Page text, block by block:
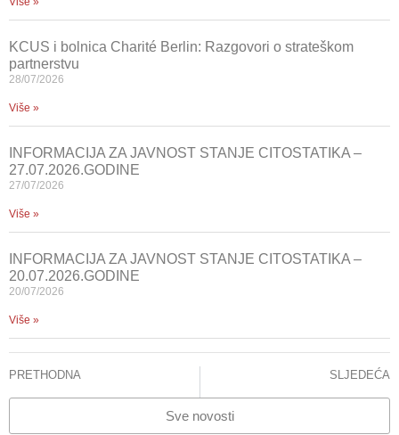
KCUS i bolnica Charité Berlin: Razgovori o strateškom
partnerstvu
28/07/2026
Više »
INFORMACIJA ZA JAVNOST STANJE CITOSTATIKA –
27.07.2026.GODINE
27/07/2026
Više »
INFORMACIJA ZA JAVNOST STANJE CITOSTATIKA –
20.07.2026.GODINE
20/07/2026
Više »
PRETHODNA SLJEDEĆA
Sve novosti